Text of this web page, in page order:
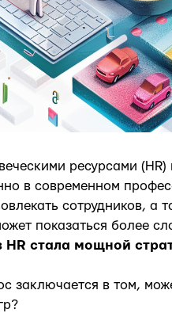
ресурсами
в современном
сотрудников, а
показаться более
HR стала мощной
заключается в том,